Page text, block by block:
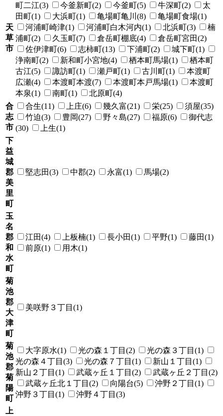
天
草
市
町二江(3)
今釜新町(2) 今釜町(5) 牛深町(2)
太
田町(1)
大浜町(1) 亀場町亀川(8)
亀場町食場(1)
河浦町崎津(1)
河浦町白木河内(1) 北浜町(3)
楠
浦町(2)
久玉町(7) 倉岳町棚底(4)
倉岳町宮田(2)
佐伊津町(6)
志柿町(13) 下浦町(2)
城下町(1)
浄南町(2)
新和町小宮地(4) 栖本町馬場(1)
栖本町
古江(5)
諏訪町(1) 瀬戸町(1) 古川町(1)
本渡町
広瀬(4)
本渡町本渡(7) 本渡町本戸馬場(1)
本渡町
本泉(1)
南町(1)
北原町(4)
合
志
市
合生(11) 上庄(6) 幾久富(21) 栄(25)
須屋(35)
竹迫(3)
豊岡(27) 野々島(27) 福原(6)
御代志
(30)
上生(1)
下
益
城
郡
美
里
町
堅志田(3) 中郡(2) 永富(1) 馬場(2)
玉
名
郡
和
水
町
江田(4) 上板楠(1) 長小田(1) 平野(1)
藤田(1)
前原(1)
用木(1)
菊
池
郡
大
津
町
美咲野３丁目(1)
菊
池
郡
菊
陽
町
大字原水(1) 光の森１丁目(2)
光の森３丁目(1)
光の森４丁目(3)
光の森７丁目(1)
新山１丁目(1)
新山２丁目(1)
武蔵ヶ丘１丁目(2)
武蔵ヶ丘２丁目(2)
武蔵ヶ丘北１丁目(2)
向陽台(5)
沖野２丁目(1)
沖野３丁目(1)
沖野４丁目(3)
上